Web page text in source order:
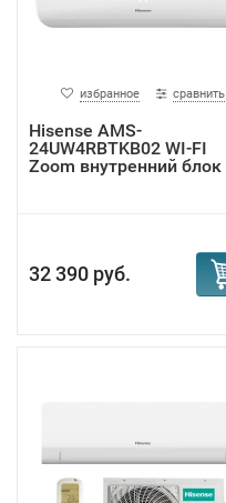
избранное сравнить
Hisense AMS-
24UW4RBTKB02 WI-FI
Zoom внутренний блок
32 390 руб.